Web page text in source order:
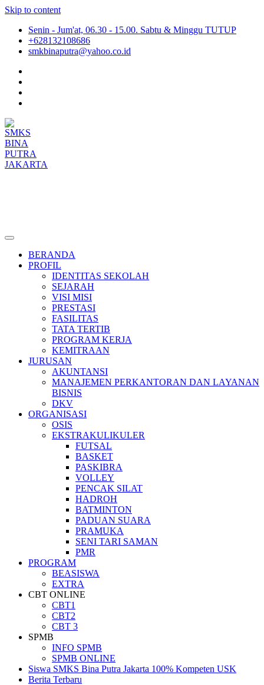
Skip to content
Senin - Jum'at, 06.30 - 15.00. Sabtu & Minggu TUTUP
+628132108686
smkbinaputra@yahoo.co.id
BERANDA
PROFIL
IDENTITAS SEKOLAH
SEJARAH
VISI MISI
PRESTASI
FASILITAS
TATA TERTIB
PROGRAM KERJA
KEMITRAAN
JURUSAN
AKUNTANSI
MANAJEMEN PERKANTORAN DAN LAYANAN
BISNIS
DKV
ORGANISASI
OSIS
EKSTRAKULIKULER
FUTSAL
BASKET
PASKIBRA
VOLLEY
PENCAK SILAT
HADROH
BATMINTON
PADUAN SUARA
PRAMUKA
SENI TARI SAMAN
PMR
PROGRAM
BEASISWA
EXTRA
CBT ONLINE
CBT1
CBT2
CBT 3
SPMB
INFO SPMB
SPMB ONLINE
Siswa SMKS Bina Putra Jakarta 100% Kompeten USK
Berita Terbaru